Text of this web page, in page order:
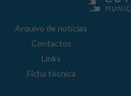
Arquivo de notícias
Contactos
Links
Ficha técnica